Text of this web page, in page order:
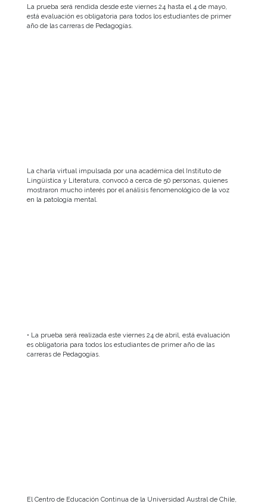
La prueba será rendida desde este viernes 24 hasta el 4 de mayo,
está evaluación es obligatoria para todos los estudiantes de primer
año de las carreras de Pedagogías.
La charla virtual impulsada por una académica del Instituto de
Lingüística y Literatura, convocó a cerca de 50 personas, quienes
mostraron mucho interés por el análisis fenomenológico de la voz
en la patología mental.
• La prueba será realizada este viernes 24 de abril, está evaluación
es obligatoria para todos los estudiantes de primer año de las
carreras de Pedagogías.
El Centro de Educación Continua de la Universidad Austral de Chile,